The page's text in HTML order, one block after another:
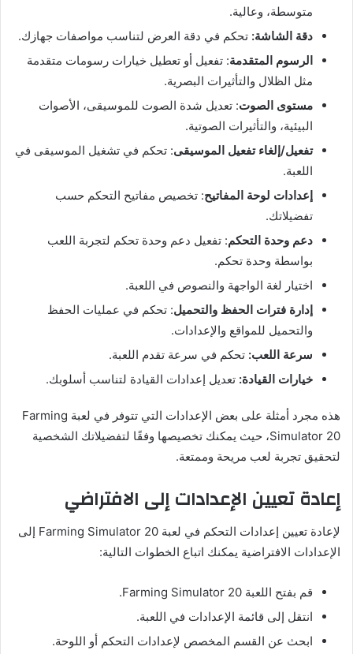
متوسطة، وعالية.
دقة الشاشة: تحكم في دقة العرض لتناسب مواصفات جهازك.
الرسوم المتقدمة: تفعيل أو تعطيل خيارات رسومات متقدمة
مثل الظلال والتأثيرات البصرية.
مستوى الصوت: تعديل شدة الصوت للموسيقى، الأصوات
البيئية، والتأثيرات الصوتية.
تفعيل/إلغاء تفعيل الموسيقى: تحكم في تشغيل الموسيقى في
اللعبة.
إعدادات لوحة المفاتيح: تخصيص مفاتيح التحكم حسب
تفضيلاتك.
دعم وحدة التحكم: تفعيل دعم وحدة تحكم لتجربة اللعب
بواسطة وحدة تحكم.
اختيار لغة الواجهة والنصوص في اللعبة.
إدارة فترات الحفظ والتحميل: تحكم في عمليات الحفظ
والتحميل للمواقع والإعدادات.
سرعة اللعب: تحكم في سرعة تقدم اللعبة.
خيارات القيادة: تعديل إعدادات القيادة لتناسب أسلوبك.
هذه مجرد أمثلة على بعض الإعدادات التي تتوفر في لعبة Farming
Simulator 20، حيث يمكنك تخصيصها وفقًا لتفضيلاتك الشخصية
لتحقيق تجربة لعب مريحة وممتعة.
إعادة تعيين الإعدادات إلى الافتراضي
لإعادة تعيين إعدادات التحكم في لعبة Farming Simulator 20 إلى
الإعدادات الافتراضية يمكنك اتباع الخطوات التالية:
قم بفتح اللعبة Farming Simulator 20.
انتقل إلى قائمة الإعدادات في اللعبة.
ابحث عن القسم المخصص لإعدادات التحكم أو اللوحة.